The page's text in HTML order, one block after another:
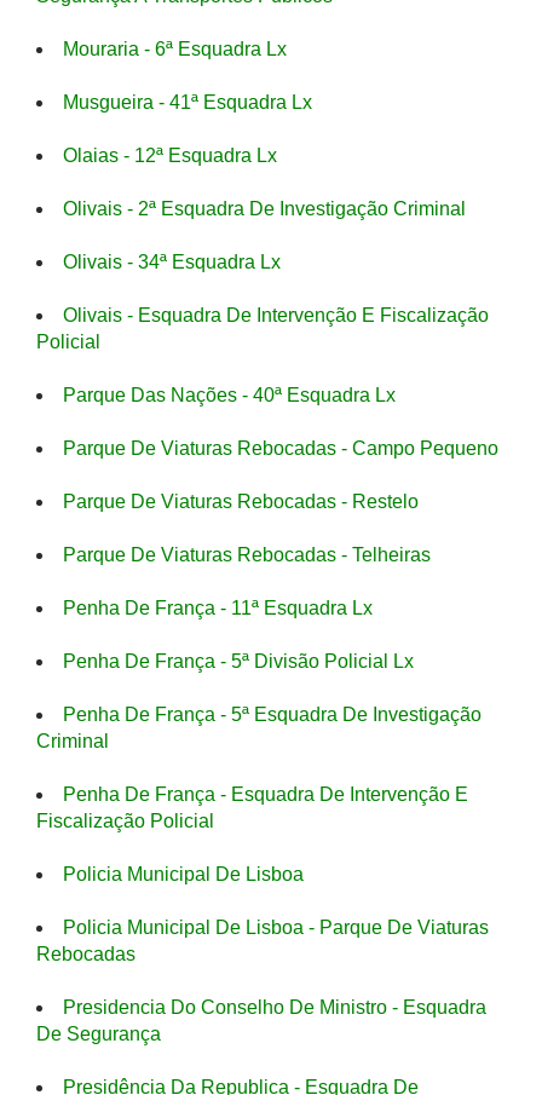
Mouraria - 6ª Esquadra Lx
Musgueira - 41ª Esquadra Lx
Olaias - 12ª Esquadra Lx
Olivais - 2ª Esquadra De Investigação Criminal
Olivais - 34ª Esquadra Lx
Olivais - Esquadra De Intervenção E Fiscalização
Policial
Parque Das Nações - 40ª Esquadra Lx
Parque De Viaturas Rebocadas - Campo Pequeno
Parque De Viaturas Rebocadas - Restelo
Parque De Viaturas Rebocadas - Telheiras
Penha De França - 11ª Esquadra Lx
Penha De França - 5ª Divisão Policial Lx
Penha De França - 5ª Esquadra De Investigação
Criminal
Penha De França - Esquadra De Intervenção E
Fiscalização Policial
Policia Municipal De Lisboa
Policia Municipal De Lisboa - Parque De Viaturas
Rebocadas
Presidencia Do Conselho De Ministro - Esquadra
De Segurança
Presidência Da Republica - Esquadra De